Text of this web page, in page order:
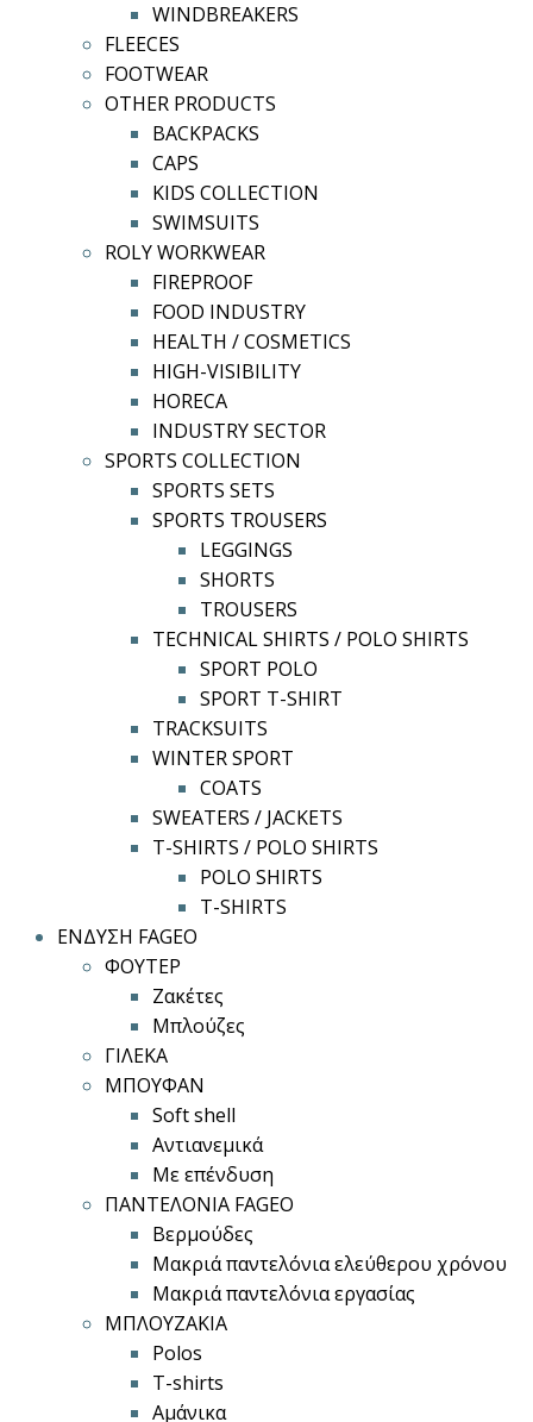
WINDBREAKERS
FLEECES
FOOTWEAR
OTHER PRODUCTS
BACKPACKS
CAPS
KIDS COLLECTION
SWIMSUITS
ROLY WORKWEAR
FIREPROOF
FOOD INDUSTRY
HEALTH / COSMETICS
HIGH-VISIBILITY
HORECA
INDUSTRY SECTOR
SPORTS COLLECTION
SPORTS SETS
SPORTS TROUSERS
LEGGINGS
SHORTS
TROUSERS
TECHNICAL SHIRTS / POLO SHIRTS
SPORT POLO
SPORT T-SHIRT
TRACKSUITS
WINTER SPORT
COATS
SWEATERS / JACKETS
T-SHIRTS / POLO SHIRTS
POLO SHIRTS
T-SHIRTS
ΕΝΔΥΣΗ FAGEO
ΦΟΥΤΕΡ
Ζακέτες
Μπλούζες
ΓΙΛΕΚΑ
ΜΠΟΥΦΑΝ
Soft shell
Αντιανεμικά
Με επένδυση
ΠΑΝΤΕΛΟΝΙΑ FAGEO
Βερμούδες
Μακριά παντελόνια ελεύθερου χρόνου
Μακριά παντελόνια εργασίας
ΜΠΛΟΥΖΑΚΙΑ
Polos
T-shirts
Αμάνικα